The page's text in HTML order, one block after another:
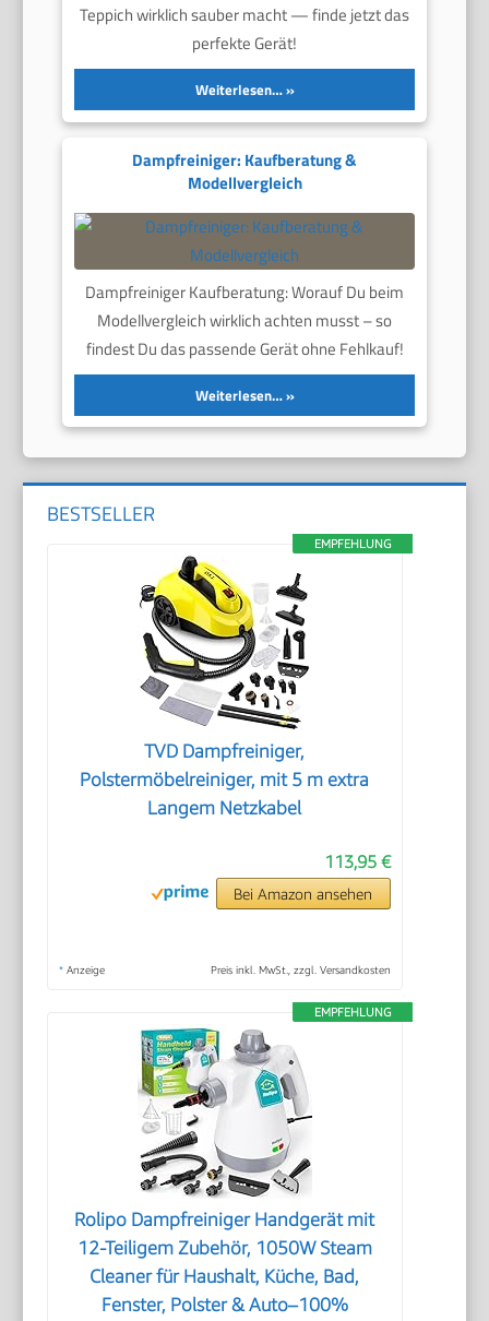
Teppich wirklich sauber macht — finde jetzt das
perfekte Gerät!
Weiterlesen…
Dampfreiniger: Kaufberatung &
Modellvergleich
Dampfreiniger Kaufberatung: Worauf Du beim
Modellvergleich wirklich achten musst – so
findest Du das passende Gerät ohne Fehlkauf!
Weiterlesen…
BESTSELLER
EMPFEHLUNG
TVD Dampfreiniger,
Polstermöbelreiniger, mit 5 m extra
Langem Netzkabel
113,95 €
Bei Amazon ansehen
* Anzeige Preis inkl. MwSt., zzgl. Versandkosten
EMPFEHLUNG
Rolipo Dampfreiniger Handgerät mit
12-Teiligem Zubehör, 1050W Steam
Cleaner für Haushalt, Küche, Bad,
Fenster, Polster & Auto–100%